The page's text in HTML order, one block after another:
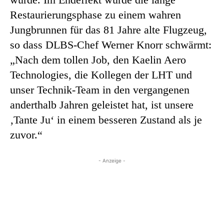
Restaurierungsphase zu einem wahren
Jungbrunnen für das 81 Jahre alte Flugzeug,
so dass DLBS-Chef Werner Knorr schwärmt:
„Nach dem tollen Job, den Kaelin Aero
Technologies, die Kollegen der LHT und
unser Technik-Team in den vergangenen
anderthalb Jahren geleistet hat, ist unsere
‚Tante Ju‘ in einem besseren Zustand als je
zuvor.“
- Anzeige -